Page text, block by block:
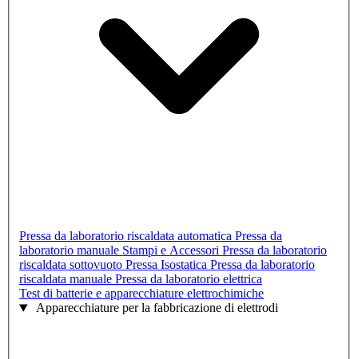
Pressa da laboratorio riscaldata automatica Pressa da
laboratorio manuale Stampi e Accessori Pressa da laboratorio
riscaldata sottovuoto Pressa Isostatica Pressa da laboratorio
riscaldata manuale Pressa da laboratorio elettrica
Test di batterie e apparecchiature elettrochimiche
Apparecchiature per la fabbricazione di elettrodi